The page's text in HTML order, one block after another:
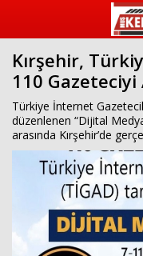
Kırşehir,
110 Gazeteciyi
Türkiye İnternet
düzenlenen “Dijital
arasında Kırşehir’de